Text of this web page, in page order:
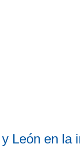
León en la